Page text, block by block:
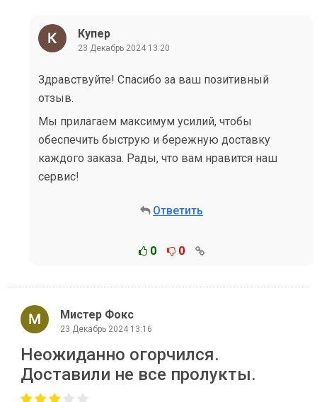
Купер
23 Декабрь 2024 13:20
Здравствуйте! Спасибо за ваш позитивный
отзыв.
Мы прилагаем максимум усилий, чтобы
обеспечить быструю и бережную доставку
каждого заказа. Рады, что вам нравится наш
сервис!
Ответить
0 0
Мистер Фокс
23 Декабрь 2024 13:16
Неожиданно огорчился.
Доставили не все пролукты.